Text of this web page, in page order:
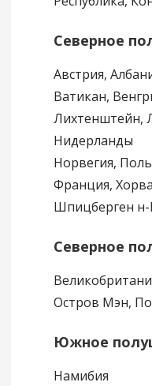
Северное
Австрия,
Ватикан,
Лихтенштейн,
Нидерланды
Норвегия,
Франция,
Шпицберген
Северное
Остров Мэн,
Южное
Намибия